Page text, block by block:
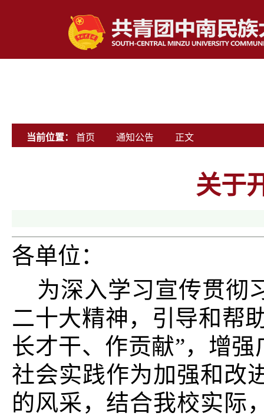
当前位置： 首页 通知公告 正文
关于
各单位：
为深入学习宣传贯彻
二十大精神，引导和帮
长才干、作贡献”，增
社会实践作为加强和改
的风采，结合我校实际